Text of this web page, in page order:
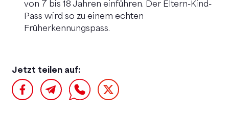
von 7 bis 18 Jahren einführen. Der Eltern-Kind-
Pass wird so zu einem echten
Früherkennungspass.
Jetzt teilen auf: